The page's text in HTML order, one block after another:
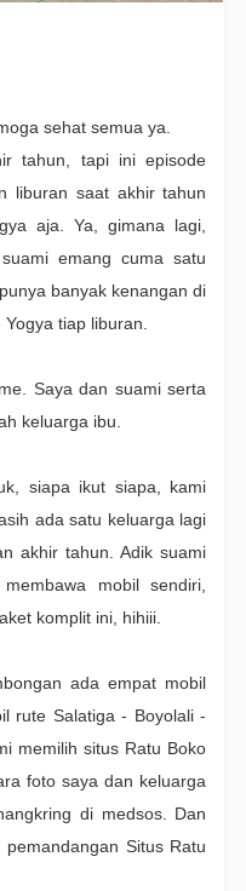
sehat semua ya.
tahun, tapi ini episode
liburan saat akhir tahun
aja. Ya, gimana lagi,
emang cuma satu
banyak kenangan di
tiap liburan.
Saya dan suami serta
keluarga ibu.
siapa ikut siapa, kami
ada satu keluarga lagi
akhir tahun. Adik suami
mobil sendiri,
komplit ini, hihiii.
ada empat mobil
rute Salatiga - Boyolali -
memilih situs Ratu Boko
foto saya dan keluarga
di medsos. Dan
Situs Ratu